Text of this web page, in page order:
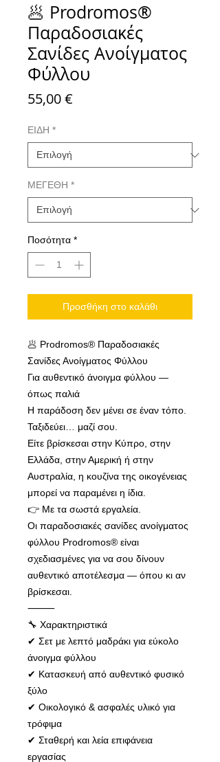
🥟 Prodromos®
Παραδοσιακές
Σανίδες Ανοίγματος
Φύλλου
55,00 €
ΕΙΔΗ *
ΜΕΓΕΘΗ *
Ποσότητα *
Προσθήκη στο καλάθι
🥟 Prodromos® Παραδοσιακές
Σανίδες Ανοίγματος Φύλλου
Για αυθεντικό άνοιγμα φύλλου —
όπως παλιά
Η παράδοση δεν μένει σε έναν τόπο.
Ταξιδεύει… μαζί σου.
Είτε βρίσκεσαι στην Κύπρο, στην
Ελλάδα, στην Αμερική ή στην
Αυστραλία, η κουζίνα της οικογένειας
μπορεί να παραμένει η ίδια.
👉 Με τα σωστά εργαλεία.
Οι παραδοσιακές σανίδες ανοίγματος
φύλλου Prodromos® είναι
σχεδιασμένες για να σου δίνουν
αυθεντικό αποτέλεσμα — όπου κι αν
βρίσκεσαι.
⸻
🔧 Χαρακτηριστικά
✔ Σετ με λεπτό μαδράκι για εύκολο
άνοιγμα φύλλου
✔ Κατασκευή από αυθεντικό φυσικό
ξύλο
✔ Οικολογικό & ασφαλές υλικό για
τρόφιμα
✔ Σταθερή και λεία επιφάνεια
εργασίας